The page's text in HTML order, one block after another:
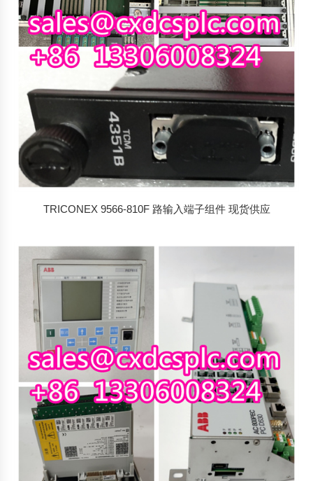
TRICONEX 9566-810F 路输入端子组件 现货供应